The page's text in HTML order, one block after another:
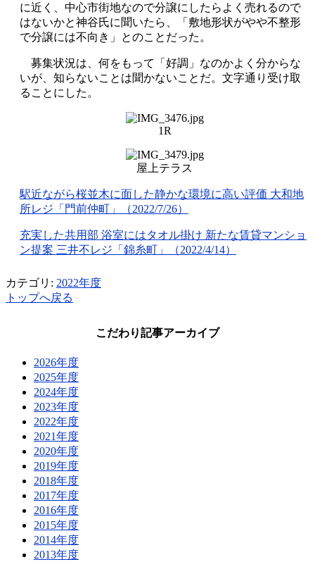
に近く、中心市街地なので分譲にしたらよく売れるので
はないかと神谷氏に聞いたら、「敷地形状がやや不整形
で分譲には不向き」とのことだった。
募集状況は、何をもって「好調」なのかよく分からな
いが、知らないことは聞かないことだ。文字通り受け取
ることにした。
1R
屋上テラス
駅近ながら桜並木に面した静かな環境に高い評価 大和地
所レジ「門前仲町」（2022/7/26）
充実した共用部 浴室にはタオル掛け 新たな賃貸マンショ
ン提案 三井不レジ「錦糸町」（2022/4/14）
カテゴリ: 2022年度
トップへ戻る
こだわり記事アーカイブ
2026年度
2025年度
2024年度
2023年度
2022年度
2021年度
2020年度
2019年度
2018年度
2017年度
2016年度
2015年度
2014年度
2013年度